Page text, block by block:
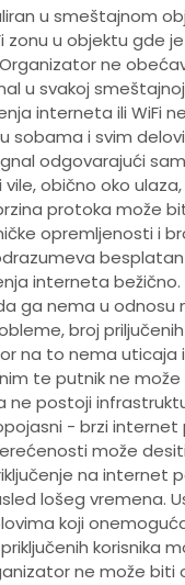
u smeštajnom
zonu u objektu gde
ne
u svakoj
interneta ili WiFi
sobama i svim
odgovarajući
obično oko
protoka može
opremljenosti i
interneta
ga nema u odnosu
broj
na to nema uticaja
te putnik ne može
ne postoji
- brzi internet
može
na internet
lošeg vremena.
koji
korisnika
ne može biti